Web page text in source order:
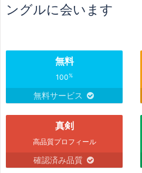
ングルに会います
無料
100%
無料サービス
真剣
高品質プロフィール
確認済み品質